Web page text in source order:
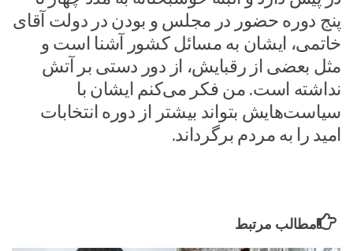
پنج دوره حضور در مجلس و بودن در دولت آقای
خاتمی، ایشان به مسائل کشور آشنا است و
مثل بعضی از رقبایش، از دور دستی بر آتش
نداشته است. من فکر می‌کنم ایشان با
سیاست‌هایش بتواند بیشتر از دوره انتخابات
امید را به مردم برگرداند.
مطالب مرتبط